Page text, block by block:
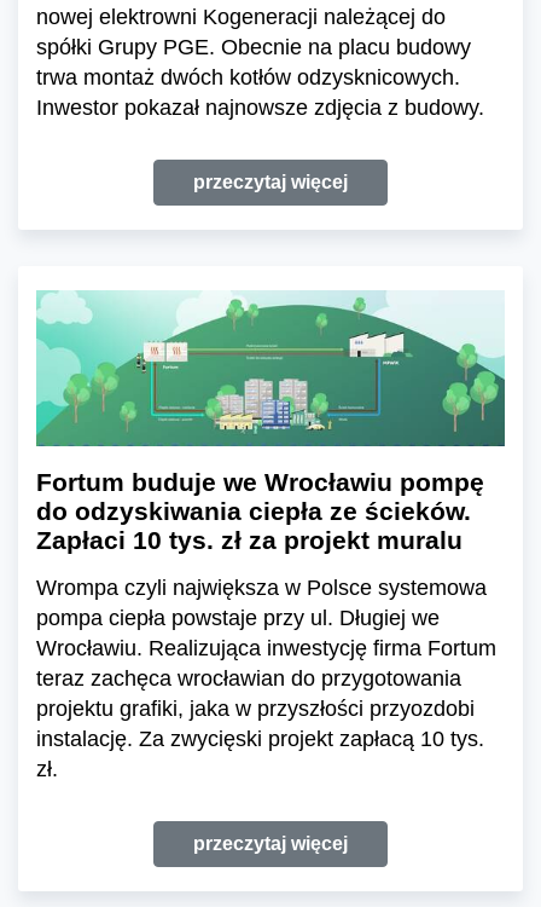
nowej elektrowni Kogeneracji należącej do
spółki Grupy PGE. Obecnie na placu budowy
trwa montaż dwóch kotłów odzysknicowych.
Inwestor pokazał najnowsze zdjęcia z budowy.
przeczytaj więcej
Fortum buduje we Wrocławiu pompę
do odzyskiwania ciepła ze ścieków.
Zapłaci 10 tys. zł za projekt muralu
Wrompa czyli największa w Polsce systemowa
pompa ciepła powstaje przy ul. Długiej we
Wrocławiu. Realizująca inwestycję firma Fortum
teraz zachęca wrocławian do przygotowania
projektu grafiki, jaka w przyszłości przyozdobi
instalację. Za zwycięski projekt zapłacą 10 tys.
zł.
przeczytaj więcej